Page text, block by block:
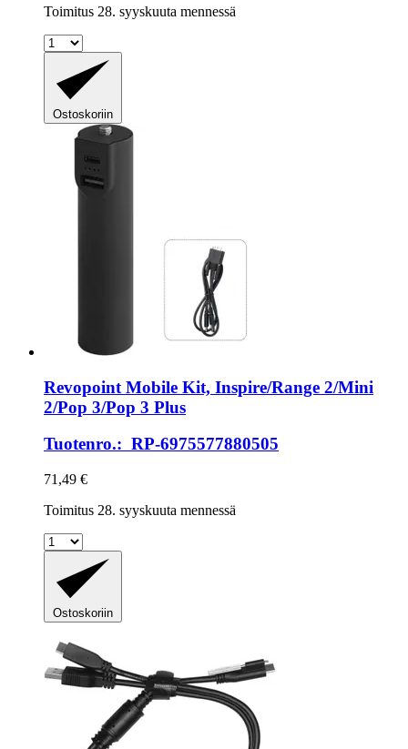
Toimitus 28. syyskuuta mennessä
Ostoskoriin
Revopoint Mobile Kit, Inspire/Range 2/Mini
2/Pop 3/Pop 3 Plus
Tuotenro.: RP-6975577880505
71,49 €
Toimitus 28. syyskuuta mennessä
Ostoskoriin